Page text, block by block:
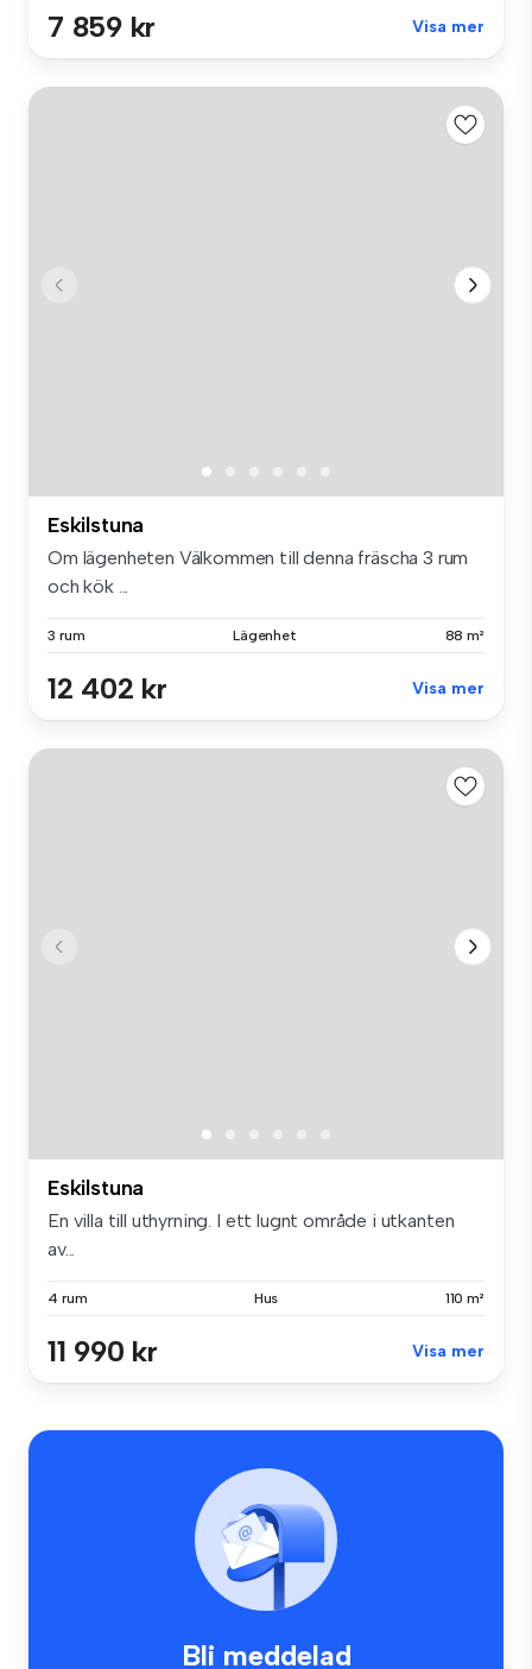
7 859 kr Visa mer
Eskilstuna
Om lägenheten Välkommen till denna fräscha 3 rum
och kök ...
3 rum Lägenhet 88 m²
12 402 kr Visa mer
Eskilstuna
En villa till uthyrning. I ett lugnt område i utkanten
av...
4 rum Hus 110 m²
11 990 kr Visa mer
Bli meddelad